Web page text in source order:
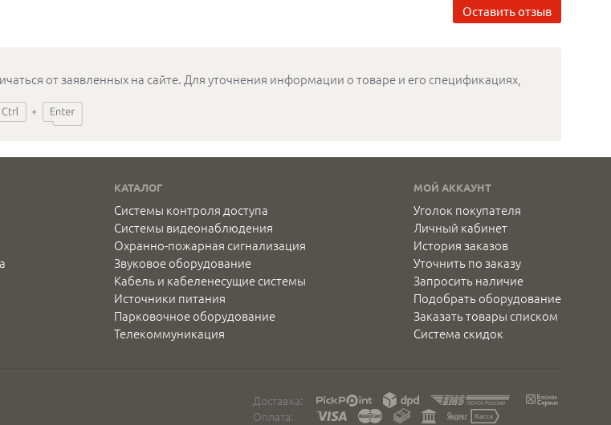
Оставить отзыв
от заявленных на сайте. Для уточнения информации о товаре и его спецификациях,
КАТАЛОГ
Системы контроля доступа
Системы видеонаблюдения
Охранно-пожарная сигнализация
Звуковое оборудование
Кабель и кабеленесущие системы
Источники питания
Парковочное оборудование
Телекоммуникация
МОЙ АККАУНТ
Уголок покупателя
Личный кабинет
История заказов
Уточнить по заказу
Запросить наличие
Подобрать оборудование
Заказать товары списком
Система скидок
Доставка:
Оплата: